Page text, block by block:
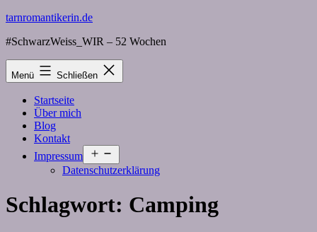
Zum
springen
tarnromantikerin.de
#SchwarzWeiss_WIR – 52 Wochen
Menü Schließen
Startseite
Über mich
Blog
Kontakt
Impressum
öffnen
Datenschutzerklärung
Schlagwort: Camping